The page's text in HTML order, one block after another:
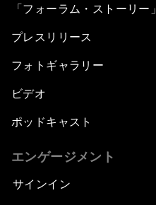
「フォーラム・ストーリー」
プレスリリース
フォトギャラリー
ビデオ
ポッドキャスト
エンゲージメント
サインイン